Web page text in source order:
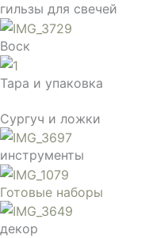
гильзы для свечей
Воск
Тара и упаковка
Сургуч и ложки
инструменты
Готовые наборы
декор